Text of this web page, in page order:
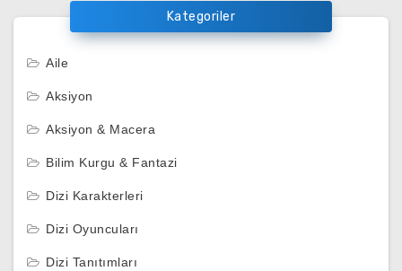
Kategoriler
Aile
Aksiyon
Aksiyon & Macera
Bilim Kurgu & Fantazi
Dizi Karakterleri
Dizi Oyuncuları
Dizi Tanıtımları